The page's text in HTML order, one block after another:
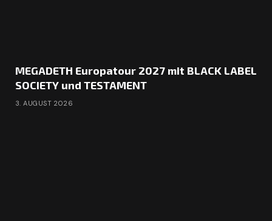
MEGADETH Europatour 2027 mit BLACK LABEL
SOCIETY und TESTAMENT
3. AUGUST 2026